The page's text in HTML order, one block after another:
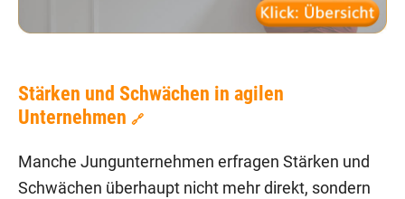
Stärken und Schwächen in agilen
Unternehmen 🔗
Manche Jungunternehmen erfragen Stärken und
Schwächen überhaupt nicht mehr direkt, sondern